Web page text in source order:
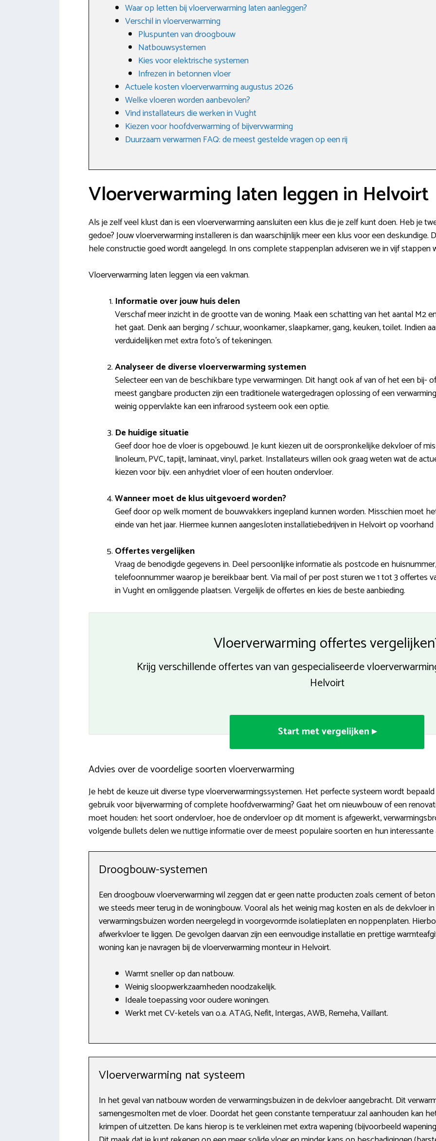
Waar op letten bij vloerverwarming laten aanleggen?
Verschil in vloerverwarming
Pluspunten van droogbouw
Natbouwsystemen
Kies voor elektrische systemen
Infrezen in betonnen vloer
Actuele kosten vloerverwarming augustus 2026
Welke vloeren worden aanbevolen?
Vind installateurs die werken in Vught
Kiezen voor hoofdverwarming of bijvervwarming
Duurzaam verwarmen FAQ: de meest gestelde vragen op een rij
Vloerverwarming laten leggen in Helvoirt
Als je zelf veel klust dan is een vloerverwarming aansluiten een klus die je zelf kunt doen. Heb je
gedoe? Jouw vloerverwarming installeren is dan waarschijnlijk meer een klus voor een deskundige.
hele constructie goed wordt aangelegd. In ons complete stappenplan adviseren we in vijf stappen
Vloerverwarming laten leggen via een vakman.
Informatie over jouw huis delen
Verschaf meer inzicht in de grootte van de woning. Maak een schatting van het aantal M2
het gaat. Denk aan berging / schuur, woonkamer, slaapkamer, gang, keuken, toilet. Indien
verduidelijken met extra foto’s of tekeningen.
Analyseer de diverse vloerverwarming systemen
Selecteer een van de beschikbare type verwarmingen. Dit hangt ook af van of het een bij-
meest gangbare producten zijn een traditionele watergedragen oplossing of een
weinig oppervlakte kan een infrarood systeem ook een optie.
De huidige situatie
Geef door hoe de vloer is opgebouwd. Je kunt kiezen uit de oorspronkelijke dekvloer of
linoleum, PVC, tapijt, laminaat, vinyl, parket. Installateurs willen ook graag weten wat de
kiezen voor bijv. een anhydriet vloer of een houten ondervloer.
Wanneer moet de klus uitgevoerd worden?
Geef door op welk moment de bouwvakkers ingepland kunnen worden. Misschien moet
einde van het jaar. Hiermee kunnen aangesloten installatiebedrijven in Helvoirt op
Offertes vergelijken
Vraag de benodigde gegevens in. Deel persoonlijke informatie als postcode en
telefoonnummer waarop je bereikbaar bent. Via mail of per post sturen we 1 tot 3 offertes
in Vught en omliggende plaatsen. Vergelijk de offertes en kies de beste aanbieding.
Vloerverwarming offertes
Krijg verschillende offertes van van gespecialiseerde
Helvoirt
Start met vergelijken ▸
Advies over de voordelige soorten vloerverwarming
Je hebt de keuze uit diverse type vloerverwarmingssystemen. Het perfecte systeem wordt
gebruik voor bijverwarming of complete hoofdverwarming? Gaat het om nieuwbouw of een
moet houden: het soort ondervloer, hoe de ondervloer op dit moment is afgewerkt,
volgende bullets delen we nuttige informatie over de meest populaire soorten en hun
Droogbouw-systemen
Een droogbouw vloerverwarming wil zeggen dat er geen natte producten zoals cement of
we steeds meer terug in de woningbouw. Vooral als het weinig mag kosten en als de dekvloer
verwarmingsbuizen worden neergelegd in voorgevormde isolatieplaten en noppenplaten.
afwerkvloer te liggen. De gevolgen daarvan zijn een eenvoudige installatie en prettige
woning kan je navragen bij de vloerverwarming monteur in Helvoirt.
Warmt sneller op dan natbouw.
Weinig sloopwerkzaamheden noodzakelijk.
Ideale toepassing voor oudere woningen.
Werkt met CV-ketels van o.a. ATAG, Nefit, Intergas, AWB, Remeha, Vaillant.
Vloerverwarming nat systeem
In het geval van natbouw worden de verwarmingsbuizen in de dekvloer aangebracht. Dit
samengesmolten met de vloer. Doordat het geen constante temperatuur zal aanhouden kan
krimpen of uitzetten. De kans hierop is te verkleinen met extra wapening (bijvoorbeeld